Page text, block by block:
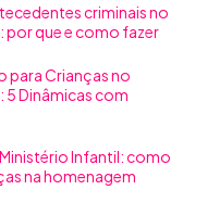
criminais no
por que e como fazer
para Crianças no
5 Dinâmicas com
Infantil: como
na homenagem